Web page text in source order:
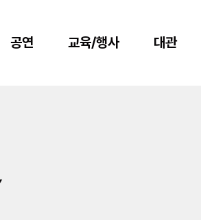
공연 교육/행사 대관